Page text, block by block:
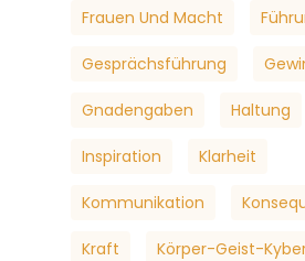
Frauen Und Macht
Gesprächsführung
Gnadengaben Haltung
Inspiration Klarheit
Kommunikation
Kraft Körper-Geist-